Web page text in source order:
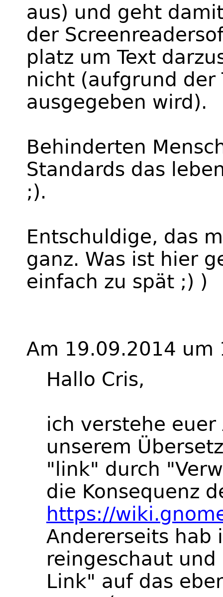
aus) und geht
der
platz um Text
nicht (aufgrund der
ausgegeben wird).
Behinderten
Standards das
;).
Entschuldige, das
ganz. Was ist hier
einfach zu spät ;) )
Am 19.09.2014 um
Hallo Cris,
ich verstehe
unserem
"link" durch
die Konsequenz
https://
Andererseits hab
reingeschaut
Link" auf das